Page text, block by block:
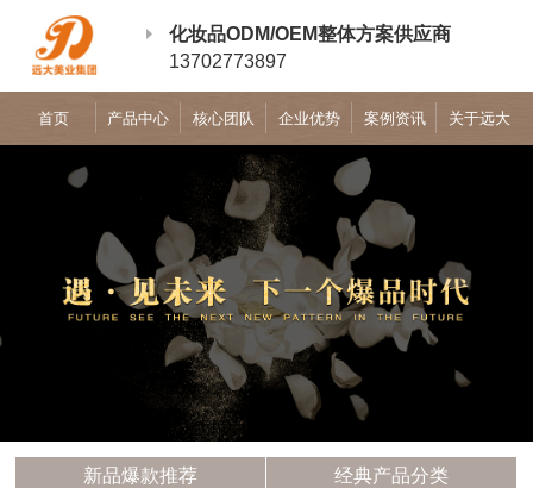
化妆品ODM/OEM整体方案供应商
13702773897
首页 产品中心 核心团队 企业优势 案例资讯 关于远大
新品爆款推荐
经典产品分类